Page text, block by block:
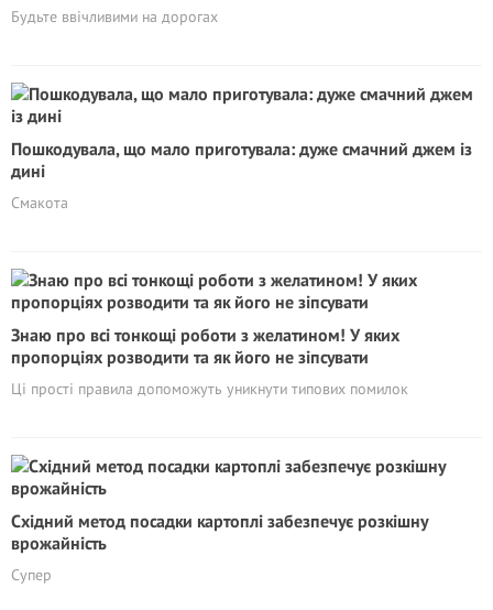
Будьте ввічливими на дорогах
Пошкодувала, що мало приготувала: дуже смачний джем із
дині
Смакота
Знаю про всі тонкощі роботи з желатином! У яких
пропорціях розводити та як його не зіпсувати
Ці прості правила допоможуть уникнути типових помилок
Східний метод посадки картоплі забезпечує розкішну
врожайність
Супер